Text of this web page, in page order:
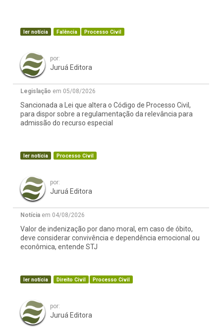
ler notícia Falência Processo Civil
por:
Juruá Editora
Legislação em 05/08/2026
Sancionada a Lei que altera o Código de Processo Civil,
para dispor sobre a regulamentação da relevância para
admissão do recurso especial
ler notícia Processo Civil
por:
Juruá Editora
Notícia em 04/08/2026
Valor de indenização por dano moral, em caso de óbito,
deve considerar convivência e dependência emocional ou
econômica, entende STJ
ler notícia Direito Civil Processo Civil
por:
Juruá Editora